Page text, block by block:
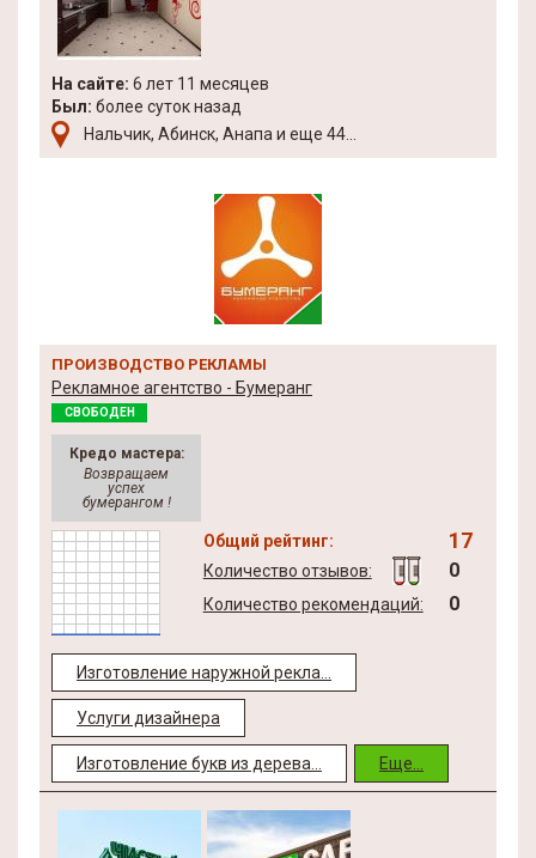
На сайте: 6 лет 11 месяцев
Был: более суток назад
Нальчик, Абинск, Анапа и еще 44...
ПРОИЗВОДСТВО РЕКЛАМЫ
Рекламное агентство - Бумеранг
СВОБОДЕН
Кредо мастера:
Возвращаем
успех
бумерангом !
Общий рейтинг: 17
Количество отзывов: 0
Количество рекомендаций: 0
Изготовление наружной рекла...
Услуги дизайнера
Изготовление букв из дерева... Еще...